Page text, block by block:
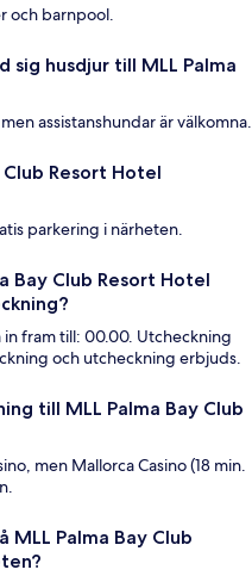
och barnpool.
husdjur till MLL Palma
assistanshundar är välkomna.
Club Resort Hotel
parkering i närheten.
Bay Club Resort Hotel
in fram till: 00.00. Utcheckning
och utcheckning erbjuds.
till MLL Palma Bay Club
men Mallorca Casino (18 min.
Palma Bay Club